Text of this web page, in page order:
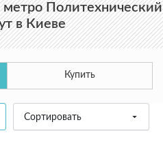
метро Политехнический
в Киеве
Купить
Сортировать